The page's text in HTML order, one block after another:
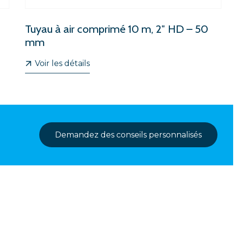
Tuyau à air comprimé 10 m, 2″ HD – 50
mm
Voir les détails
Demandez des conseils personnalisés